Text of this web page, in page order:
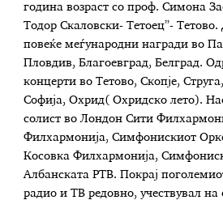
година возраст со проф. Симона
Тодор Скаловски- Тетоец”-
повеќе меѓународни награди во
Пловдив, Благоевград, Белград.
концерти во Тетово, Скопје,
Софија, Охрид( Охридско лето).
солист во Лондон Сити
Филхармонија, Симфонискиот
Косовка Филхармонија,
Албанската РТВ. Покрај
радио и ТВ редовно, учествувал